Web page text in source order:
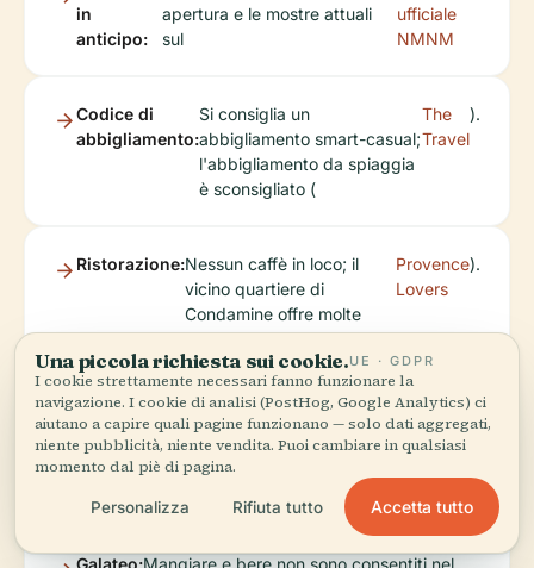
in
anticipo:
apertura e le mostre attuali
sul
ufficiale
NMNM
Codice di
abbigliamento:
Si consiglia un
abbigliamento smart-casual;
l'abbigliamento da spiaggia
è sconsigliato (
The
Travel
).
Ristorazione:Nessun caffè in loco; il
vicino quartiere di
Condamine offre molte
opzioni (
Provence
Lovers
).
Migliori
stagioni:
Autunno e inverno offrono
visite più tranquille; primavera
ed estate sono vivaci ma più
Travellers
Worldwide
).
Galateo:Mangiare e bere non sono consentiti nel
Una piccola richiesta sui cookie.UE · GDPR
I cookie strettamente necessari fanno funzionare la
navigazione. I cookie di analisi (PostHog, Google Analytics) ci
aiutano a capire quali pagine funzionano — solo dati aggregati,
niente pubblicità, niente vendita. Puoi cambiare in qualsiasi
momento dal piè di pagina.
Personalizza Rifiuta tutto Accetta tutto